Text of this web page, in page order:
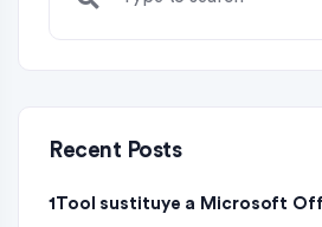
Recent Posts
1Tool sustituye a Microsoft